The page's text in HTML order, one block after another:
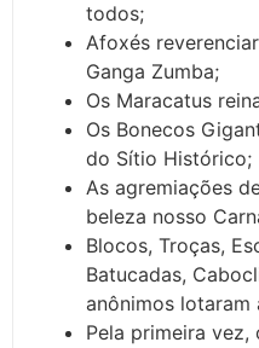
todos;
Afoxés
Ganga Zumba;
Os Maracatus
Os Bonecos
do Sítio Histórico;
As agremiações
beleza nosso
Blocos, Troças,
Batucadas,
anônimos lotaram
Pela primeira vez,